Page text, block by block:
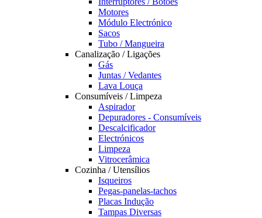
Motores
Módulo Electrónico
Sacos
Tubo / Mangueira
Canalização / Ligações
Gás
Juntas / Vedantes
Lava Louça
Consumíveis / Limpeza
Aspirador
Depuradores - Consumíveis
Descalcificador
Electrónicos
Limpeza
Vitrocerâmica
Cozinha / Utensílios
Isqueiros
Pegas-panelas-tachos
Placas Indução
Tampas Diversas